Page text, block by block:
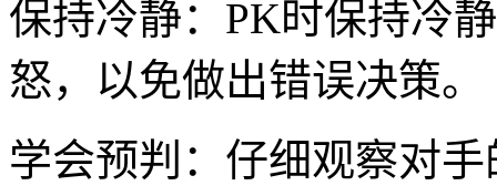
保持冷静：PK时保持冷
怒，以免做出错误决策。
学会预判：仔细观察对